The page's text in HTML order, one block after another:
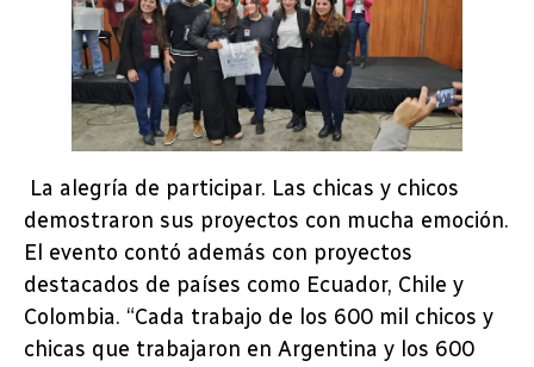
La alegría de participar. Las chicas y chicos
demostraron sus proyectos con mucha emoción.
El evento contó además con proyectos
destacados de países como Ecuador, Chile y
Colombia. “Cada trabajo de los 600 mil chicos y
chicas que trabajaron en Argentina y los 600